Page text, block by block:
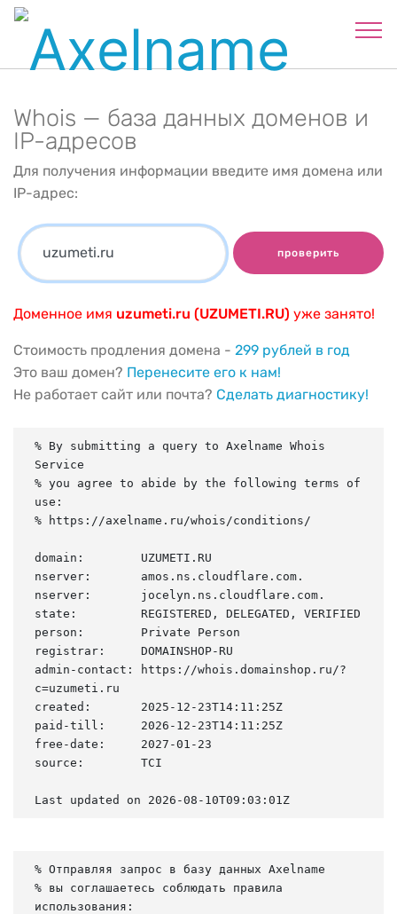
Whois — база данных доменов и
IP-адресов
Для получения информации введите имя домена или
IP-адрес:
проверить
Доменное имя uzumeti.ru (UZUMETI.RU) уже занято!
Стоимость продления домена - 299 рублей в год
Это ваш домен? Перенесите его к нам!
Не работает сайт или почта? Сделать диагностику!
% By submitting a query to Axelname Whois
Service
% you agree to abide by the following terms of
use:
% https://axelname.ru/whois/conditions/
domain:        UZUMETI.RU
nserver:       amos.ns.cloudflare.com.
nserver:       jocelyn.ns.cloudflare.com.
state:         REGISTERED, DELEGATED, VERIFIED
person:        Private Person
registrar:     DOMAINSHOP-RU
admin-contact: https://whois.domainshop.ru/?
c=uzumeti.ru
created:       2025-12-23T14:11:25Z
paid-till:     2026-12-23T14:11:25Z
free-date:     2027-01-23
source:        TCI
Last updated on 2026-08-10T09:03:01Z
% Отправляя запрос в базу данных Axelname
% вы соглашаетесь соблюдать правила
использования: